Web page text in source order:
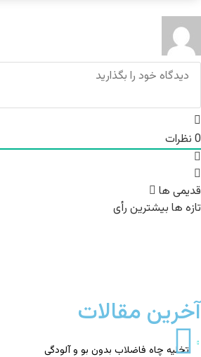
0 نظرات
قدیمی ها
تازه ها بیشترین رأی
آخرین مقالات
تخلیه چاه فاضلاب بدون بو و آلودگی